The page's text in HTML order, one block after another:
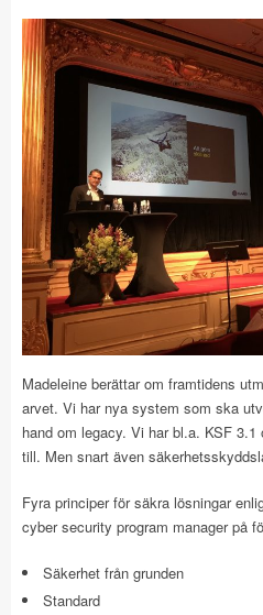
Madeleine berättar om framtidens
arvet. Vi har nya system som ska
hand om legacy. Vi har bl.a. KSF
till. Men snart även
Fyra principer för säkra lösningar
cyber security program manager på
Säkerhet från grunden
Standard